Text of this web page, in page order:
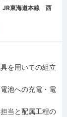
JR東海道本線 西
を用いての組立
池への充電・電
当と配属工程の